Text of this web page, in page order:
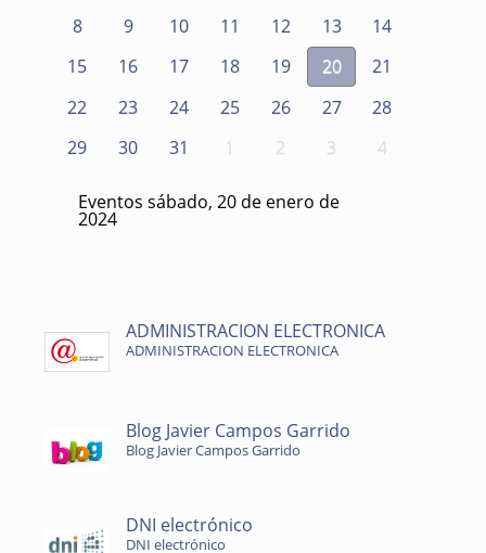
8
9 10 11 12 13
14
15
16 17 18 19 20
21
22
23 24 25 26 27
28
29
30 31 1 2 3 4
Eventos sábado, 20 de enero de
2024
ADMINISTRACION ELECTRONICA
ADMINISTRACION ELECTRONICA
Blog Javier Campos Garrido
Blog Javier Campos Garrido
DNI electrónico
DNI electrónico